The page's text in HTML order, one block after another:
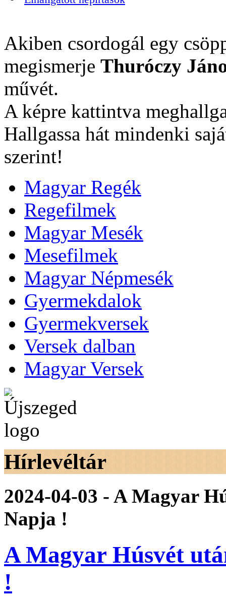
Akiben csordogál egy
megismerje Thuróczy
művét.
A képre kattintva
Hallgassa hát mindenki
szerint!
Magyar Regék
Regefilmek
Magyar Mesék
Mesefilmek
Magyar Népmesék
Gyermekdalok
Gyermekversek
Versek dalban
Magyar Versek
Hírlevéltár
2024-04-03 - A Magyar
Napja !
A Magyar Húsvét
!